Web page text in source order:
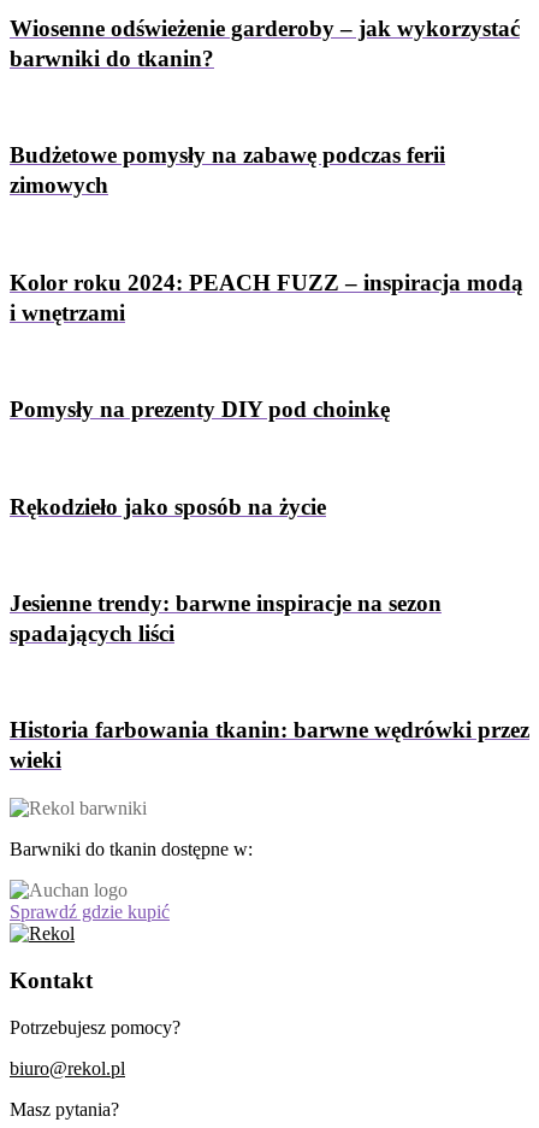
Wiosenne odświeżenie garderoby – jak wykorzystać
barwniki do tkanin?
Budżetowe pomysły na zabawę podczas ferii
zimowych
Kolor roku 2024: PEACH FUZZ – inspiracja modą
i wnętrzami
Pomysły na prezenty DIY pod choinkę
Rękodzieło jako sposób na życie
Jesienne trendy: barwne inspiracje na sezon
spadających liści
Historia farbowania tkanin: barwne wędrówki przez
wieki
Barwniki do tkanin dostępne w:
Sprawdź gdzie kupić
Kontakt
Potrzebujesz pomocy?
biuro@rekol.pl
Masz pytania?